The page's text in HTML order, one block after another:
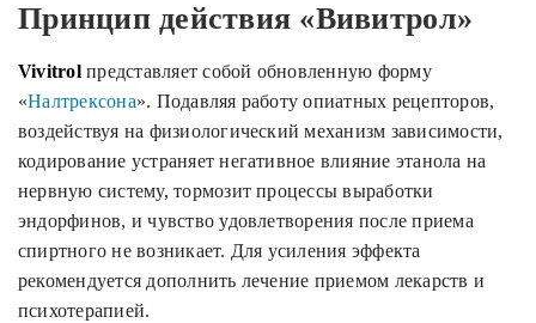
Принцип действия «Вивитрол»
Vivitrolпредставляет собой обновленную форму
«Налтрексона». Подавляя работу опиатных рецепторов,
воздействуя на физиологический механизм зависимости,
кодирование устраняет негативное влияние этанола на
нервную систему, тормозит процессы выработки
эндорфинов, и чувство удовлетворения после приема
спиртного не возникает. Для усиления эффекта
рекомендуется дополнить лечение приемом лекарств и
психотерапией.